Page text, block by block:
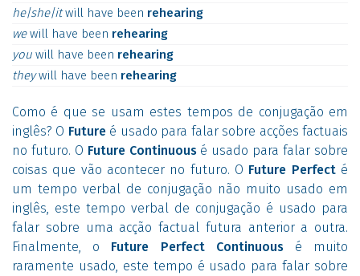
he|she|itwill have been rehearing
wewill have been rehearing
you will have been rehearing
theywill have been rehearing
Como é que se usam estes tempos de conjugação em
inglês? O Futureé usado para falar sobre acções factuais
no futuro. O Future Continuousé usado para falar sobre
coisas que vão acontecer no futuro. O Future Perfecté
um tempo verbal de conjugação não muito usado em
inglês, este tempo verbal de conjugação é usado para
falar sobre uma acção factual futura anterior a outra.
Finalmente, o Future Perfect Continuousé muito
raramente usado, este tempo é usado para falar sobre